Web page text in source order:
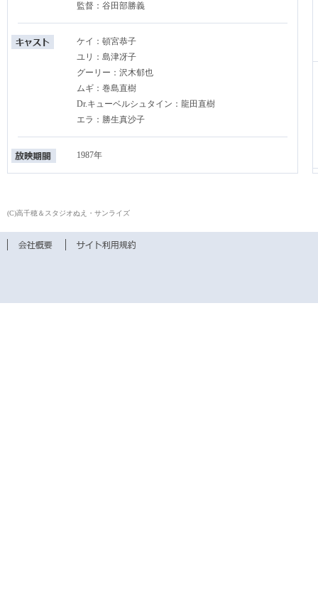
監督：谷田部勝義
ケイ：頓宮恭子
ユリ：島津冴子
グーリー：沢木郁也
ムギ：巻島直樹
Dr.キューベルシュタイン：龍田直樹
エラ：勝生真沙子
1987年
(C)高千穂＆スタジオぬえ・サンライズ